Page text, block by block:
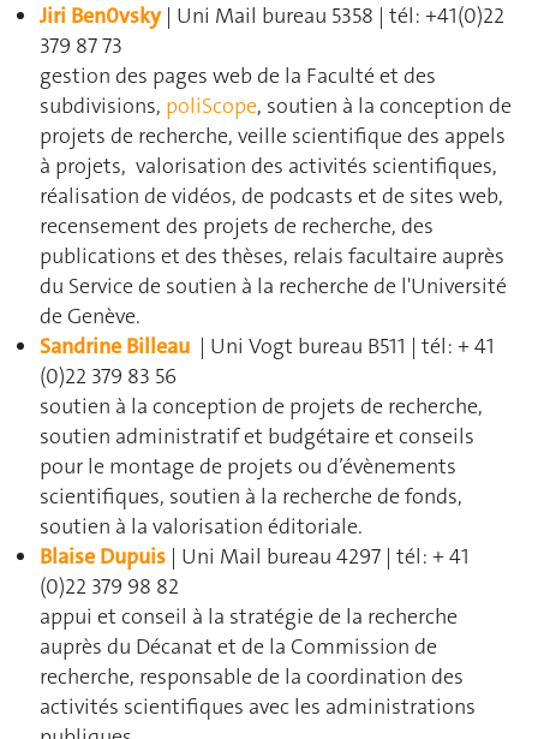
Jiri Ben0vsky | Uni Mail bureau 5358 | tél: +41(0)22
379 87 73
gestion des pages web de la Faculté et des
subdivisions, poliScope, soutien à la conception de
projets de recherche, veille scientifique des appels
à projets, valorisation des activités scientifiques,
réalisation de vidéos, de podcasts et de sites web,
recensement des projets de recherche, des
publications et des thèses, relais facultaire auprès
du Service de soutien à la recherche de l'Université
de Genève.
Sandrine Billeau | Uni Vogt bureau B511 | tél: + 41
(0)22 379 83 56
soutien à la conception de projets de recherche,
soutien administratif et budgétaire et conseils
pour le montage de projets ou d’évènements
scientifiques, soutien à la recherche de fonds,
soutien à la valorisation éditoriale.
Blaise Dupuis | Uni Mail bureau 4297 | tél: + 41
(0)22 379 98 82
appui et conseil à la stratégie de la recherche
auprès du Décanat et de la Commission de
recherche, responsable de la coordination des
activités scientifiques avec les administrations